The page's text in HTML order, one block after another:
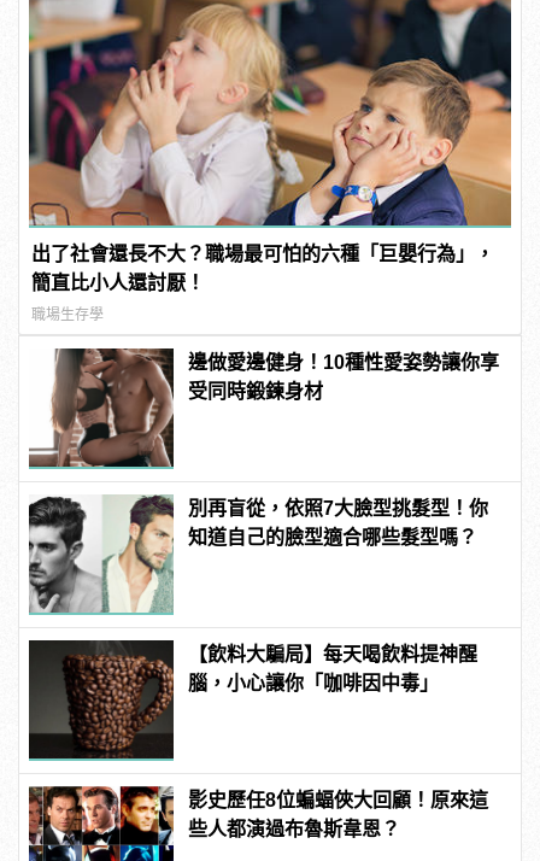
出了社會還長不大？職場最可怕的六種「巨嬰行為」，
簡直比小人還討厭！
職場生存學
邊做愛邊健身！10種性愛姿勢讓你享
受同時鍛鍊身材
別再盲從，依照7大臉型挑髮型！你
知道自己的臉型適合哪些髮型嗎？
【飲料大騙局】每天喝飲料提神醒
腦，小心讓你「咖啡因中毒」
影史歷任8位蝙蝠俠大回顧！原來這
些人都演過布魯斯韋恩？